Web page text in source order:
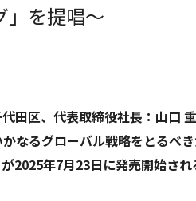
」を提唱～
田区、代表取締役社長：山口
るグローバル戦略をとるべ
2025年7月23日に発売開始され